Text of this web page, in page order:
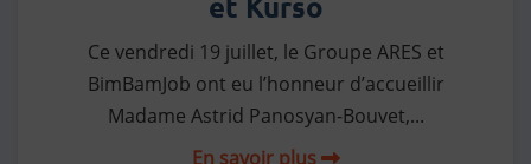
et Kurso
Ce vendredi 19 juillet, le Groupe ARES et
BimBamJob ont eu l’honneur d’accueillir
Madame Astrid Panosyan-Bouvet,...
En savoir plus